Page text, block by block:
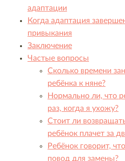
адаптации
Когда адаптация
привыкания
Заключение
Частые вопросы
Сколько времени
ребёнка к няне?
Нормально ли, что
раз, когда я ухожу?
Стоит ли
ребёнок плачет за
Ребёнок говорит,
повод для замены?